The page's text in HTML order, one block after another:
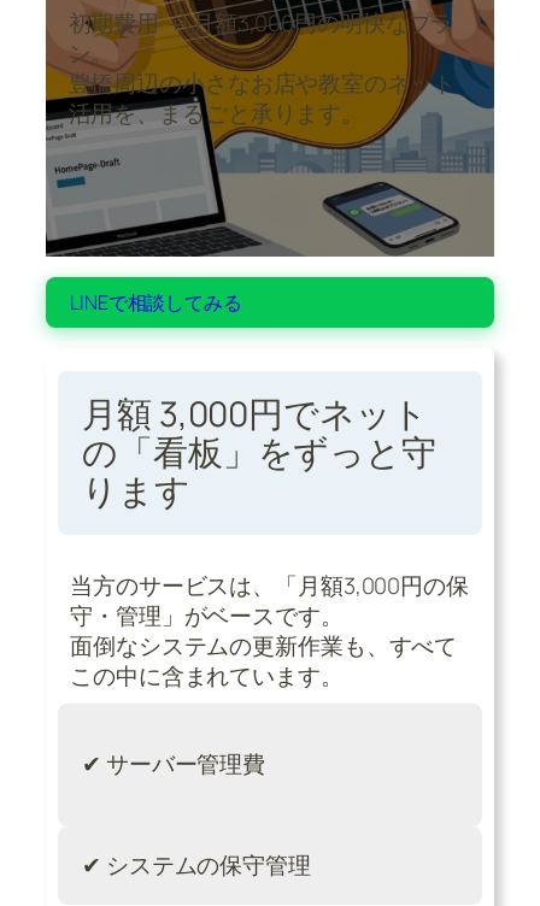
初期費用 ＋ 月額3,000円の明快なプラ
ン。
豊橋周辺の小さなお店や教室のネット
活用を、まるごと承ります。
LINEで相談してみる
月額 3,000円でネット
の「看板」をずっと守
ります
当方のサービスは、「月額3,000円の保
守・管理」がベースです。
面倒なシステムの更新作業も、すべて
この中に含まれています。
✔ サーバー管理費
✔ システムの保守管理